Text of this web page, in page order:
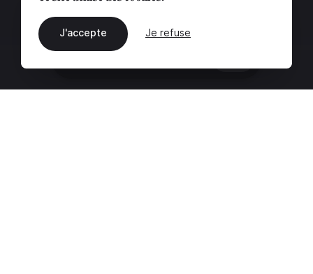
J'accepte Je refuse